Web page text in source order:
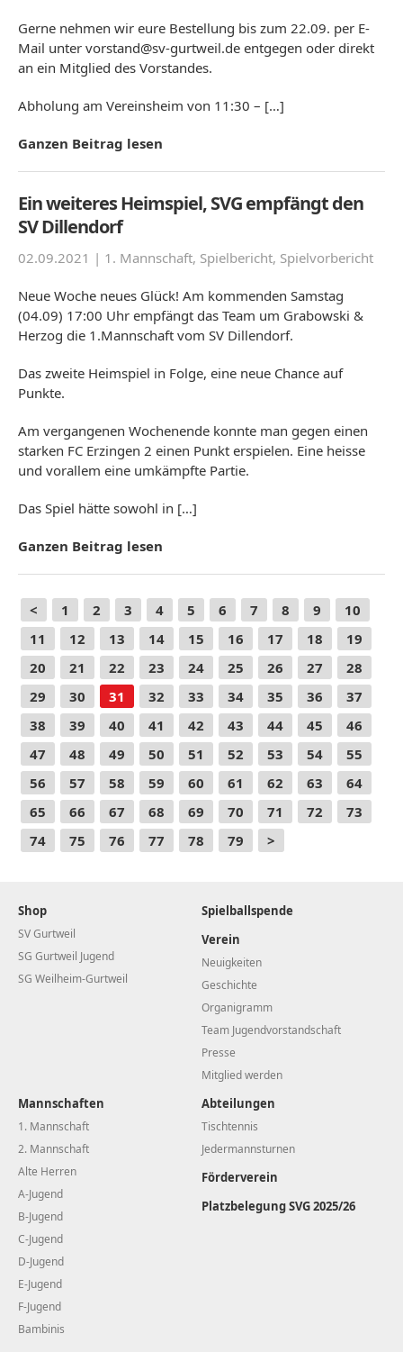
Gerne nehmen wir eure Bestellung bis zum 22.09. per E-
Mail unter vorstand@sv-gurtweil.de entgegen oder direkt
an ein Mitglied des Vorstandes.
Abholung am Vereinsheim von 11:30 – […]
Ganzen Beitrag lesen
Ein weiteres Heimspiel, SVG empfängt den
SV Dillendorf
02.09.2021 | 1. Mannschaft, Spielbericht, Spielvorbericht
Neue Woche neues Glück! Am kommenden Samstag
(04.09) 17:00 Uhr empfängt das Team um Grabowski &
Herzog die 1.Mannschaft vom SV Dillendorf.
Das zweite Heimspiel in Folge, eine neue Chance auf
Punkte.
Am vergangenen Wochenende konnte man gegen einen
starken FC Erzingen 2 einen Punkt erspielen. Eine heisse
und vorallem eine umkämpfte Partie.
Das Spiel hätte sowohl in […]
Ganzen Beitrag lesen
< 1 2 3 4 5 6 7 8 9
10
11
12 13 14 15 16 17 18
19
20
21 22 23 24 25 26 27
28
29
30 31 32 33 34 35 36
37
38
39 40 41 42 43 44 45
46
47
48 49 50 51 52 53 54
55
56
57 58 59 60 61 62 63
64
65
66 67 68 69 70 71 72
73
74
75 76 77 78 79 >
Shop
SV Gurtweil
SG Gurtweil Jugend
SG Weilheim-Gurtweil
Spielballspende
Verein
Neuigkeiten
Geschichte
Organigramm
Team Jugendvorstandschaft
Presse
Mitglied werden
Mannschaften
1. Mannschaft
2. Mannschaft
Alte Herren
A-Jugend
B-Jugend
C-Jugend
D-Jugend
E-Jugend
F-Jugend
Bambinis
Abteilungen
Tischtennis
Jedermannsturnen
Förderverein
Platzbelegung SVG 2025/26